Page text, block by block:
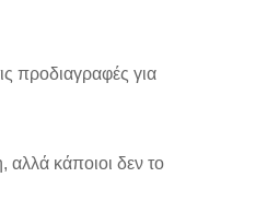
προδιαγραφές για
κάποιοι δεν το